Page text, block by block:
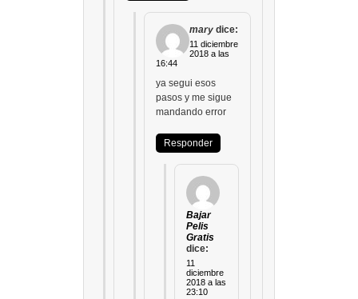
mary dice:
11 diciembre
2018 a las
16:44
ya segui esos
pasos y me sigue
mandando error
Responder
Bajar
Pelis
Gratis
dice:
11
diciembre
2018 a las
23:10